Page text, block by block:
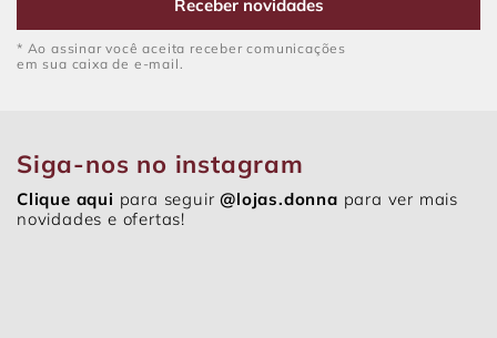
Receber novidades
* Ao assinar você aceita receber comunicações
em sua caixa de e-mail.
Siga-nos no instagram
Clique aqui para seguir@lojas.donna para ver mais
novidades e ofertas!